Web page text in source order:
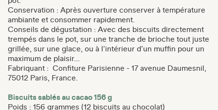
Conservation : Après ouverture conserver à température
ambiante et consommer rapidement.
Conseils de dégustation : Avec des biscuits directement
trempés dans le pot, sur une tranche de brioche tout juste
grillée, sur une glace, ou à l’intérieur d’un muffin pour un
maximum de plaisir...
Fabriquant : Confiture Parisienne - 17 avenue Daumesnil,
75012 Paris, France.
Biscuits sablés au cacao 156 g
Poids : 156 grammes (12 biscuits au chocolat)